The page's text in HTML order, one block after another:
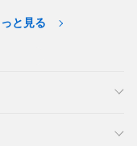
と見る